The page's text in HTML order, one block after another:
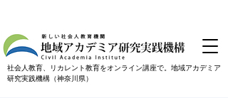
社会人教育、リカレント教育をオンライン講座で。地域アカデミア
研究実践機構（神奈川県）